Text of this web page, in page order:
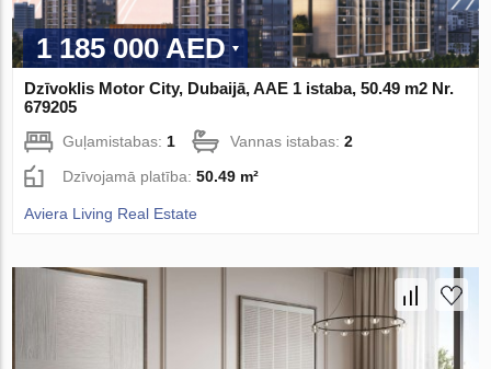
1 185 000 AED
Dzīvoklis Motor City, Dubaijā, AAE 1 istaba, 50.49 m2 Nr.
679205
Guļamistabas: 1 Vannas istabas:2
Dzīvojamā platība:50.49 m²
Aviera Living Real Estate